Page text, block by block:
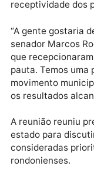
um movimento
as
O presidente
bancada federal
receptividade
“A gente
senador Marcos
que
pauta. Temos
movimento